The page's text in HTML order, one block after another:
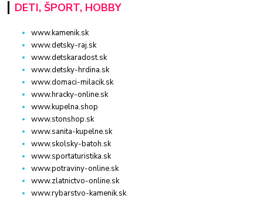
DETI, ŠPORT, HOBBY
www.kamenik.sk
www.detsky-raj.sk
www.detskaradost.sk
www.detsky-hrdina.sk
www.domaci-milacik.sk
www.hracky-online.sk
www.kupelna.shop
www.stonshop.sk
www.sanita-kupelne.sk
www.skolsky-batoh.sk
www.sportaturistika.sk
www.potraviny-online.sk
www.zlatnictvo-online.sk
www.rybarstvo-kamenik.sk